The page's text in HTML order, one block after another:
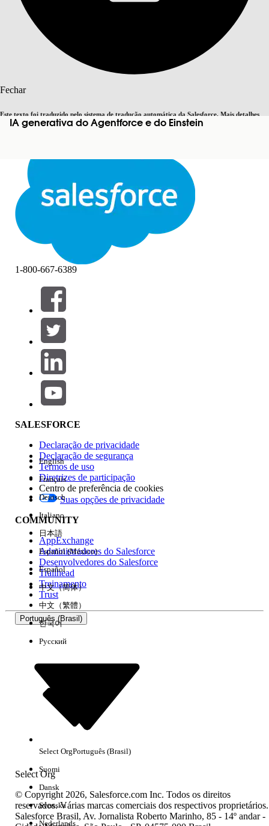
Fechar
Este texto foi traduzido pelo sistema de tradução automática da Salesforce. Mais detalhes
aqui. Alternar para inglês Agora não
Fechar Fechar
IA generativa do Agentforce e do Einstein
Pesquisar
Filtrar por (0)
SELECIONAR FILTROS
Área de produtos
Impacto do recurso
Edição
Experiência
Sem resultados
1-800-667-6389
SALESFORCE
Declaração de privacidade
Declaração de segurança
Termos de uso
Diretrizes de participação
Centro de preferência de cookies
Suas opções de privacidade
COMMUNITY
AppExchange
Administradores do Salesforce
Desenvolvedores do Salesforce
Trailhead
Treinamento
Trust
Português (Brasil)
Select Org
English
Français
Deutsch
Italiano
日本語
Español (México)
Español
中文（简体）
中文（繁體）
한국어
Русский
Select OrgPortuguês (Brasil)
Suomi
Dansk
Svenska
Nederlands
© Copyright 2026, Salesforce.com Inc. Todos os direitos
reservados. Várias marcas comerciais dos respectivos proprietários.
Salesforce Brasil, Av. Jornalista Roberto Marinho, 85 - 14º andar -